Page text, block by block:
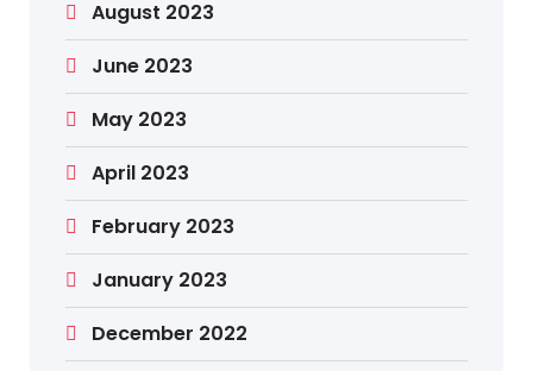
August 2023
June 2023
May 2023
April 2023
February 2023
January 2023
December 2022